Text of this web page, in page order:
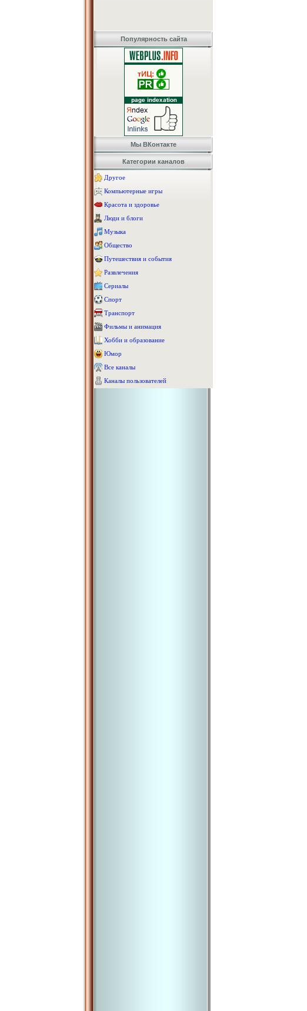
Популярность сайта
Мы ВКонтакте
Категории каналов
Другое
Компьютерные игры
Красота и здоровье
Люди и блоги
Музыка
Общество
Путешествия и события
Развлечения
Сериалы
Спорт
Транспорт
Фильмы и анимация
Хобби и образование
Юмор
Все каналы
Каналы пользователей